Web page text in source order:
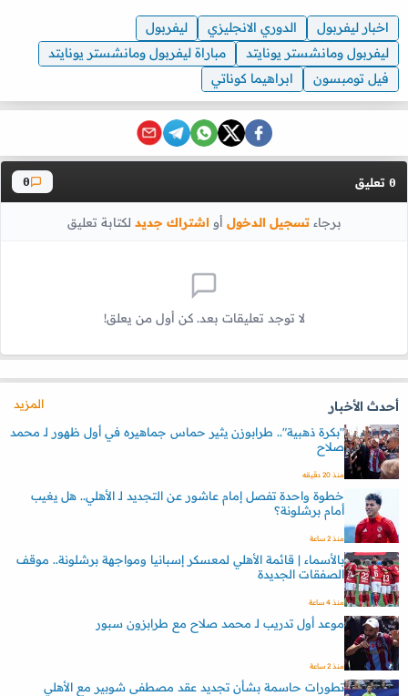
اخبار ليفربول الدوري الانجليزي
ليفربول
ليفربول ومانشستر يونايتد
مباراة ليفربول ومانشستر يونايتد
فيل تومبسون
ابراهيما كوناتي
0 تعليق 0
برجاءتسجيل الدخول أواشتراك جديد لكتابة تعليق
لا توجد تعليقات بعد. كن أول من يعلق!
أحدث الأخبار
المزيد
"بكرة ذهبية".. طرابوزن يثير حماس جماهيره في أول ظهور لـ محمد
صلاح
منذ 20 دقيقه
خطوة واحدة تفصل إمام عاشور عن التجديد لـ الأهلي.. هل يغيب
أمام برشلونة؟
منذ 2 ساعة
بالأسماء | قائمة الأهلي لمعسكر إسبانيا ومواجهة برشلونة.. موقف
الصفقات الجديدة
منذ 4 ساعة
موعد أول تدريب لـ محمد صلاح مع طرابزون سبور
منذ 2 ساعة
تطورات حاسمة بشأن تجديد عقد مصطفى شوبير مع الأهلي